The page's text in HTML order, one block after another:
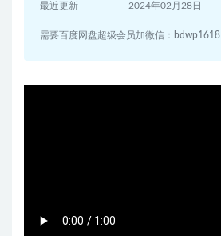
最近更新 2024年02月28日
需要百度网盘超级会员加微信：bdwp1618